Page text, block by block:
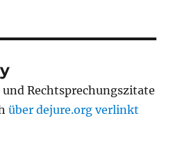
Rechtsprechungszitate
über dejure.org verlinkt